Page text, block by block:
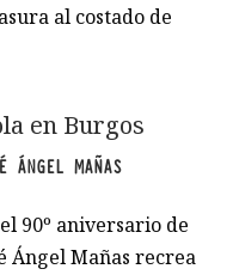
al costado de
en Burgos
ÁNGEL MAÑAS
90º aniversario de
Ángel Mañas recrea